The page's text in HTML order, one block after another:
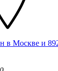
в Москве и